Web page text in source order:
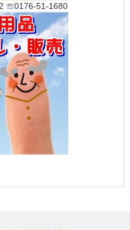
☏0176-51-1680